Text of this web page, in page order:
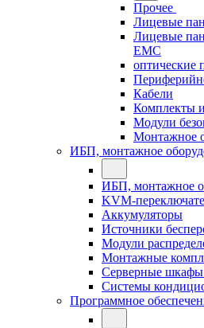
Прочее
Лицевые
Лицевые
EMC
оптические
Кабели
Комплекты
Модули
Монтажное
ИБП, монтажное
ИБП, монтажное
KVM-
Аккумуляторы
Источники
Модули
Монтажные
Серверные шкафы
Системы
Программное